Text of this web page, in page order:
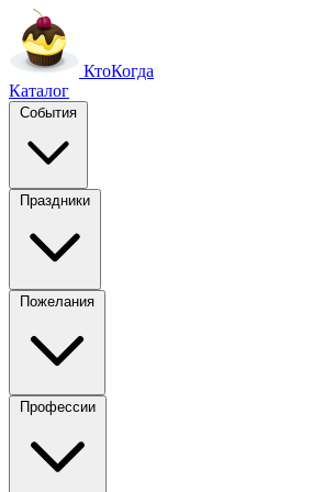
КтоКогда
Каталог
События
Праздники
Пожелания
Профессии